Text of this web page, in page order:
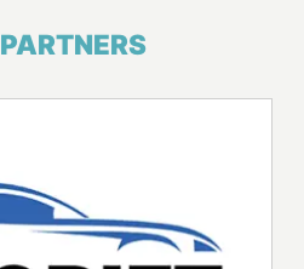
PARTNERS